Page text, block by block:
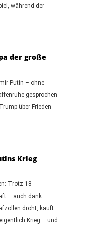
während der
der große
Putin – ohne
gesprochen
über Frieden
Krieg
Trotz 18
– auch dank
droht, kauft
Krieg – und